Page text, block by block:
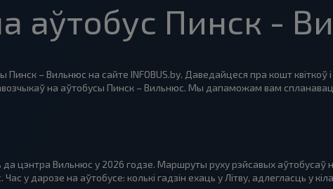
аўтобус Пинск -
Пинск – Вильнюс на сайте INFOBUS.by. Даведайцеся пра кошт
на аўтобусы Пинск – Вильнюс. Мы дапаможам вам
да цэнтра Вильнюс у 2026 годзе. Маршруты руху рэйсавых
у дарозе на аўтобусе: колькі гадзін ехаць у Літву, адлегласць у